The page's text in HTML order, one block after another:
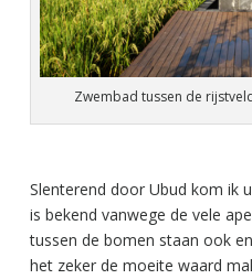
Zwembad tussen de
Slenterend door Ubud kom ik
is bekend vanwege de vele
tussen de bomen staan ook
het zeker de moeite waard